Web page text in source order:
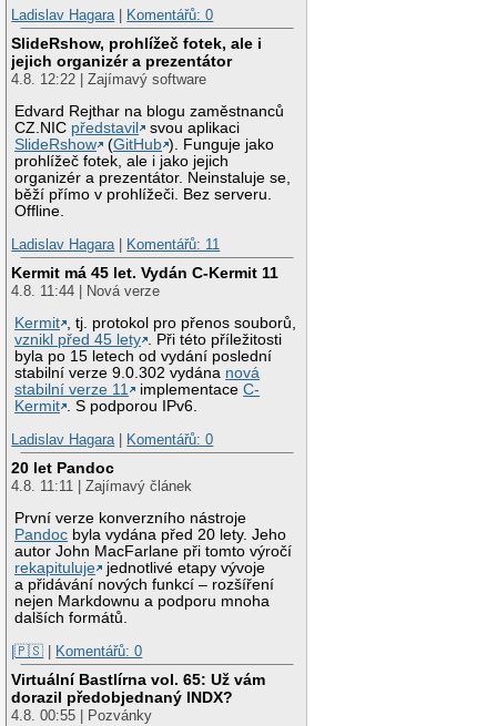
Ladislav Hagara | Komentářů: 0
SlideRshow, prohlížeč fotek, ale i
jejich organizér a prezentátor
4.8. 12:22 | Zajímavý software
Edvard Rejthar na blogu zaměstnanců
CZ.NIC představil
svou aplikaci
SlideRshow
(GitHub ). Funguje jako
prohlížeč fotek, ale i jako jejich
organizér a prezentátor. Neinstaluje se,
běží přímo v prohlížeči. Bez serveru.
Offline.
Ladislav Hagara | Komentářů: 11
Kermit má 45 let. Vydán C-Kermit 11
4.8. 11:44 | Nová verze
Kermit , tj. protokol pro přenos souborů,
vznikl před 45 lety . Při této příležitosti
byla po 15 letech od vydání poslední
stabilní verze 9.0.302 vydána nová
stabilní verze 11
implementaceC-
Kermit . S podporou IPv6.
Ladislav Hagara | Komentářů: 0
20 let Pandoc
4.8. 11:11 | Zajímavý článek
První verze konverzního nástroje
Pandoc byla vydána před 20 lety. Jeho
autor John MacFarlane při tomto výročí
rekapituluje
jednotlivé etapy vývoje
a přidávání nových funkcí – rozšíření
nejen Markdownu a podporu mnoha
dalších formátů.
|🇵🇸 | Komentářů: 0
Virtuální Bastlírna vol. 65: Už vám
dorazil předobjednaný INDX?
4.8. 00:55 | Pozvánky